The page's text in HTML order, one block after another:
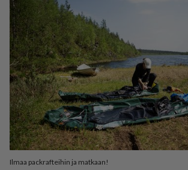
Ilmaa packrafteihin ja matkaan!